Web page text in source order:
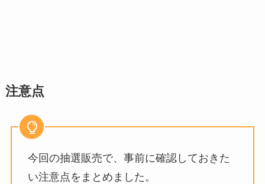
注意点
今回の抽選販売で、事前に確認しておきた
い注意点をまとめました。